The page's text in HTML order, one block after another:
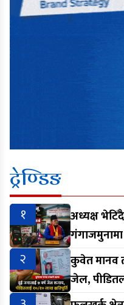
ट्रेण्डिङ
१
अध्यक्ष
२
कुवेत मानव
जेल,